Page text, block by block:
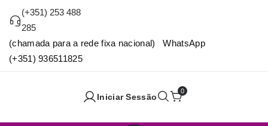
(+351) 253 488
285
(chamada para a rede fixa nacional) WhatsApp
(+351) 936511825
Iniciar Sessão
0